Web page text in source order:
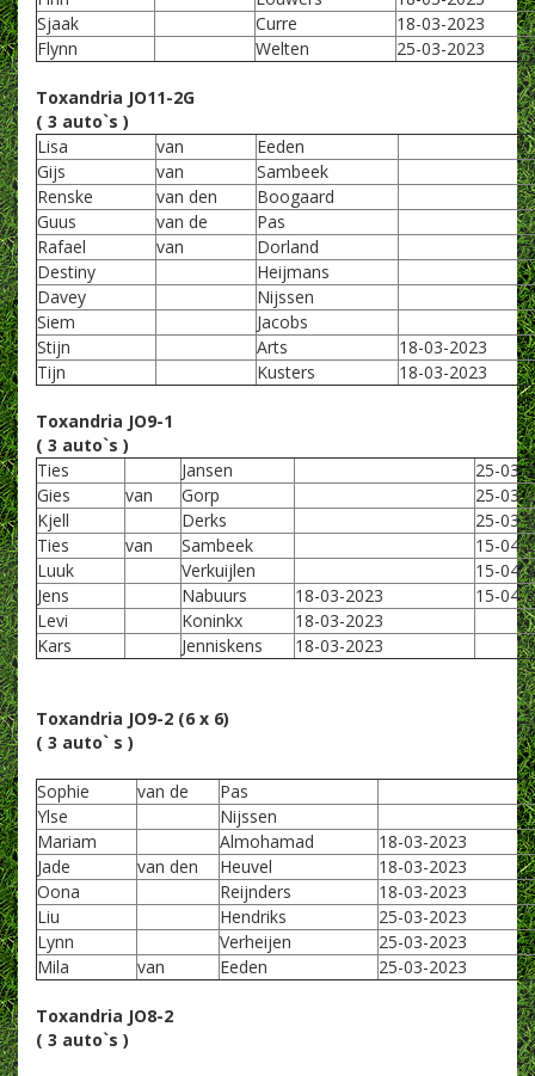
Sjaak
Curre
18-03-2023
Flynn
Welten 25-03-2023
Toxandria JO11-2G
( 3 auto`s )
Lisa
van
Eeden
Gijs
van
Sambeek
Renske
van den
Boogaard
Guus
van de
Pas
Rafael
van
Dorland
Destiny
Heijmans
Davey
Nijssen
Siem
Jacobs
Stijn
Arts
18-03-2023
Tijn
Kusters 18-03-2023
Toxandria JO9-1
( 3 auto`s )
Ties
Jansen
25-03-
Gies
van Gorp
25-03-
Kjell
Derks
25-03-
Ties
van Sambeek
15-04-
Luuk
Verkuijlen
15-04-
Jens
Nabuurs 18-03-2023
15-04-
Levi
Koninkx
18-03-2023
Kars
Jenniskens 18-03-2023
Toxandria JO9-2 (6 x 6)
( 3 auto` s )
Sophie van de
Pas
Ylse
Nijssen
Mariam
Almohamad
18-03-2023
Jade
van den Heuvel
18-03-2023
Oona
Reijnders
18-03-2023
Liu
Hendriks
25-03-2023
Lynn
Verheijen
25-03-2023
Mila
van Eeden 25-03-2023
Toxandria JO8-2
( 3 auto`s )